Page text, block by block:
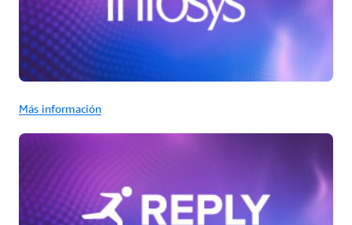
Más información